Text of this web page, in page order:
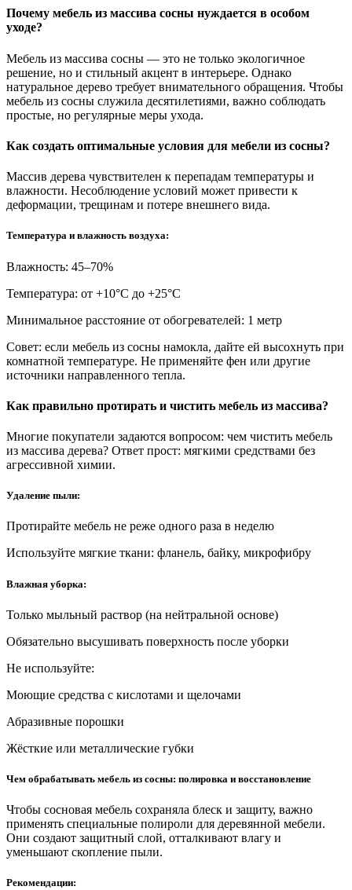
Почему мебель из массива сосны нуждается в особом
уходе?
Мебель из массива сосны — это не только экологичное
решение, но и стильный акцент в интерьере. Однако
натуральное дерево требует внимательного обращения. Чтобы
мебель из сосны служила десятилетиями, важно соблюдать
простые, но регулярные меры ухода.
Как создать оптимальные условия для мебели из сосны?
Массив дерева чувствителен к перепадам температуры и
влажности. Несоблюдение условий может привести к
деформации, трещинам и потере внешнего вида.
Температура и влажность воздуха:
Влажность: 45–70%
Температура: от +10°С до +25°С
Минимальное расстояние от обогревателей: 1 метр
Совет: если мебель из сосны намокла, дайте ей высохнуть при
комнатной температуре. Не применяйте фен или другие
источники направленного тепла.
Как правильно протирать и чистить мебель из массива?
Многие покупатели задаются вопросом: чем чистить мебель
из массива дерева? Ответ прост: мягкими средствами без
агрессивной химии.
Удаление пыли:
Протирайте мебель не реже одного раза в неделю
Используйте мягкие ткани: фланель, байку, микрофибру
Влажная уборка:
Только мыльный раствор (на нейтральной основе)
Обязательно высушивать поверхность после уборки
Не используйте:
Моющие средства с кислотами и щелочами
Абразивные порошки
Жёсткие или металлические губки
Чем обрабатывать мебель из сосны: полировка и восстановление
Чтобы сосновая мебель сохраняла блеск и защиту, важно
применять специальные полироли для деревянной мебели.
Они создают защитный слой, отталкивают влагу и
уменьшают скопление пыли.
Рекомендации: